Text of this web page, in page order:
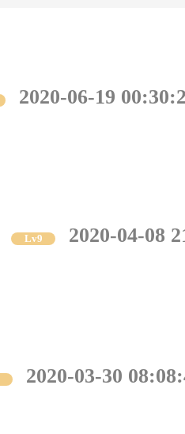
2020-06-19
Lv9
2020-04-08
2020-03-30